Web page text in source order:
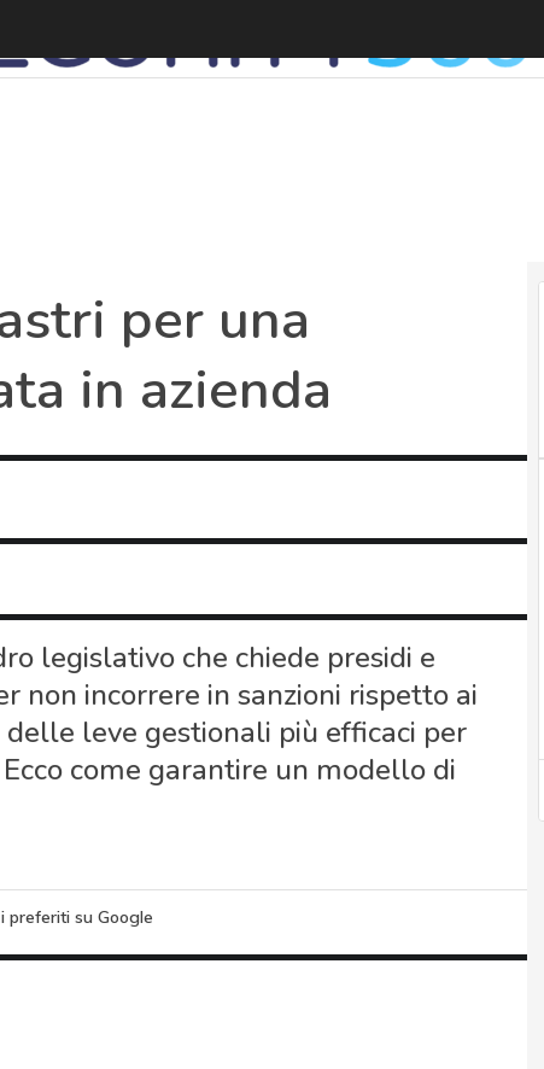
per una
in azienda
legislativo che chiede presidi e
non incorrere in sanzioni rispetto ai
leve gestionali più efficaci per
come garantire un modello di
preferiti su Google